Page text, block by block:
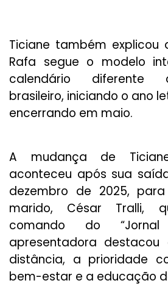
Ticiane também explicou
Rafa segue o modelo
calendário diferente
brasileiro, iniciando o ano
encerrando em maio.
A mudança de
aconteceu após sua
dezembro de 2025,
marido, César Tralli,
comando do “Jornal
apresentadora
distância, a prioridade
bem-estar e a educação